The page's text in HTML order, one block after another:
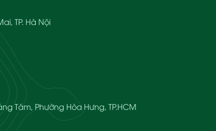
TP. Hà Nội
Tám, Phường Hòa Hưng, TP.HCM